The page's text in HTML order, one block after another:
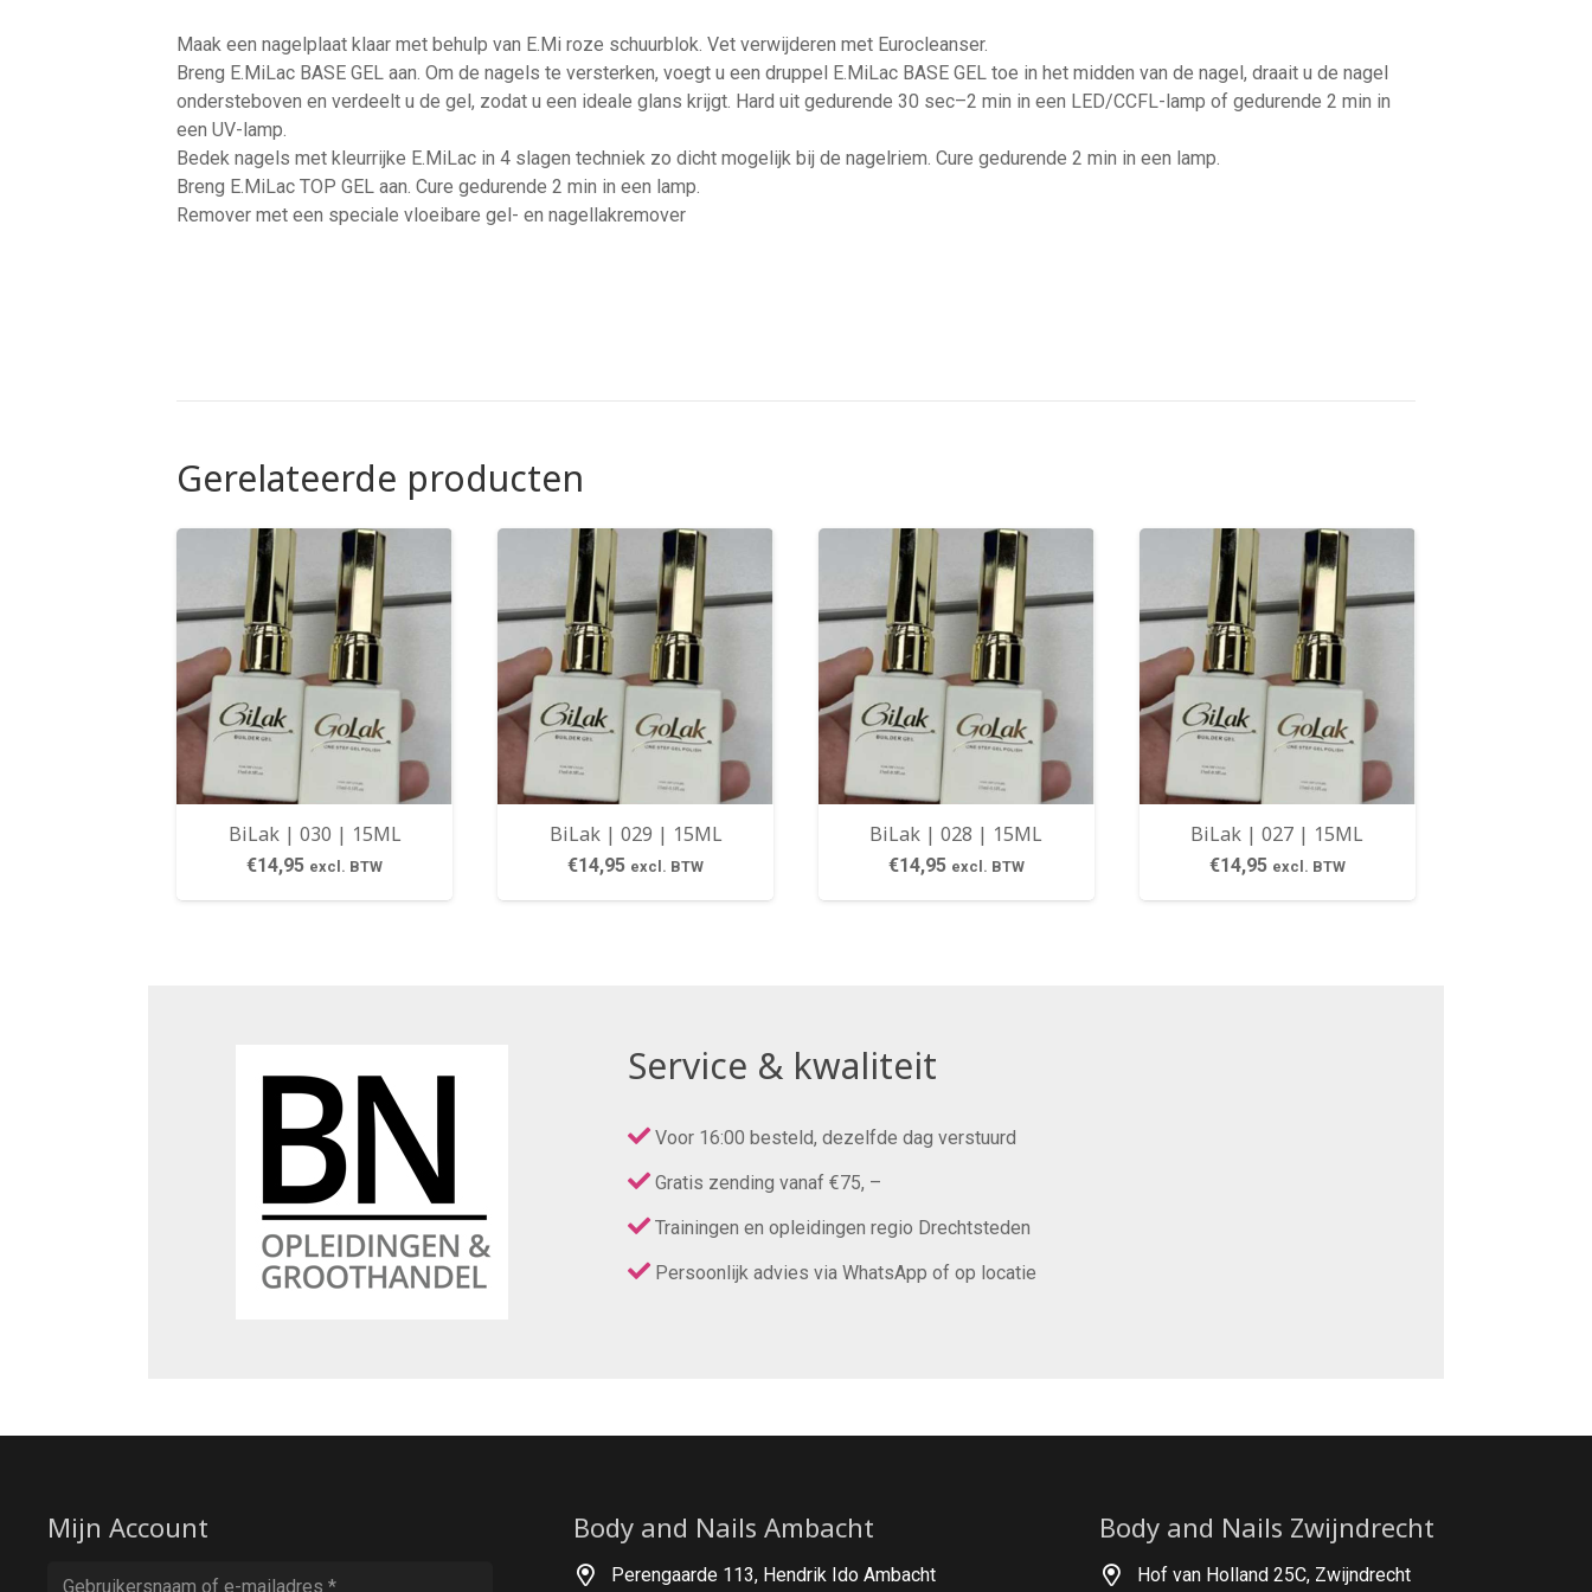
Maak een nagelplaat klaar met behulp van E.Mi roze schuurblok. Vet verwijderen met Eurocleanser.
Breng E.MiLac BASE GEL aan. Om de nagels te versterken, voegt u een druppel E.MiLac BASE GEL toe in het midden van de nagel, draait u de nagel
ondersteboven en verdeelt u de gel, zodat u een ideale glans krijgt. Hard uit gedurende 30 sec–2 min in een LED/CCFL-lamp of gedurende 2 min in
een UV-lamp.
Bedek nagels met kleurrijke E.MiLac in 4 slagen techniek zo dicht mogelijk bij de nagelriem. Cure gedurende 2 min in een lamp.
Breng E.MiLac TOP GEL aan. Cure gedurende 2 min in een lamp.
Remover met een speciale vloeibare gel- en nagellakremover
Gerelateerde producten
BiLak | 030 | 15ML
€14,95 excl. BTW
BiLak | 029 | 15ML
€14,95 excl. BTW
BiLak | 028 | 15ML
€14,95 excl. BTW
BiLak | 027 | 15ML
€14,95 excl. BTW
Service & kwaliteit
Voor 16:00 besteld, dezelfde dag verstuurd
Gratis zending vanaf €75, –
Trainingen en opleidingen regio Drechtsteden
Persoonlijk advies via WhatsApp of op locatie
Mijn Account Body and Nails Ambacht
Perengaarde 113, Hendrik Ido Ambacht
Body and Nails Zwijndrecht
Hof van Holland 25C, Zwijndrecht